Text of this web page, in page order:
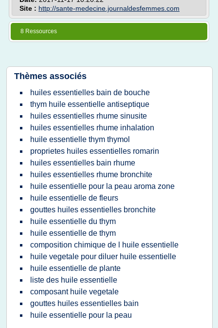
Site : http://sante-medecine.journaldesfemmes.com
8 Ressources
Thèmes associés
huiles essentielles bain de bouche
thym huile essentielle antiseptique
huiles essentielles rhume sinusite
huiles essentielles rhume inhalation
huile essentielle thym thymol
proprietes huiles essentielles romarin
huiles essentielles bain rhume
huiles essentielles rhume bronchite
huile essentielle pour la peau aroma zone
huile essentielle de fleurs
gouttes huiles essentielles bronchite
huile essentielle du thym
huile essentielle de thym
composition chimique de l huile essentielle
huile vegetale pour diluer huile essentielle
huile essentielle de plante
liste des huile essentielle
composant huile vegetale
gouttes huiles essentielles bain
huile essentielle pour la peau